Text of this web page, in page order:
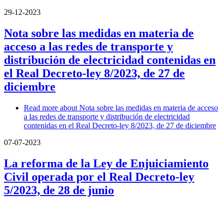
29-12-2023
Nota sobre las medidas en materia de
acceso a las redes de transporte y
distribución de electricidad contenidas en
el Real Decreto-ley 8/2023, de 27 de
diciembre
Read more about Nota sobre las medidas en materia de acceso
a las redes de transporte y distribución de electricidad
contenidas en el Real Decreto-ley 8/2023, de 27 de diciembre
07-07-2023
La reforma de la Ley de Enjuiciamiento
Civil operada por el Real Decreto-ley
5/2023, de 28 de junio